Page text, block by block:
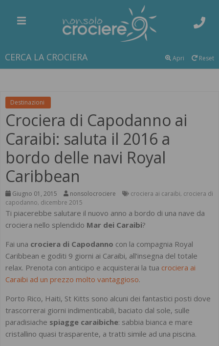
CERCA LA CROCIERA Reset
Apri
Destinazioni
Crociera di Capodanno ai
Caraibi: saluta il 2016 a
bordo delle navi Royal
Caribbean
Giugno 01, 2015 nonsolocrociere crociera ai caraibi, crociera di
capodanno, dicembre 2015
Ti piacerebbe salutare il nuovo anno a bordo di una nave da
crociera nello splendido Mar dei Caraibi?
Fai una crociera di Capodanno con la compagnia Royal
Caribbean e goditi 9 giorni ai Caraibi, all’insegna del totale
relax. Prenota con anticipo e acquisterai la tua crociera ai
Caraibi ad un prezzo molto vantaggioso.
Porto Rico, Haiti, St Kitts sono alcuni dei fantastici posti dove
trascorrerai giorni indimenticabili, baciato dal sole, sulle
paradisiache spiagge caraibiche: sabbia bianca e mare
cristallino quasi trasparente, a tratti simile ad una piscina.